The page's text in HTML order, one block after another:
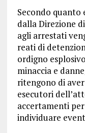
Secondo
dalla Direzione
agli arrestati
reati di
ordigno
minaccia e
ritengono di
esecutori
accertamenti
individuare